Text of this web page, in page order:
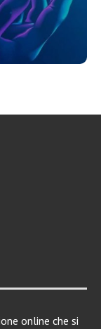
online che si